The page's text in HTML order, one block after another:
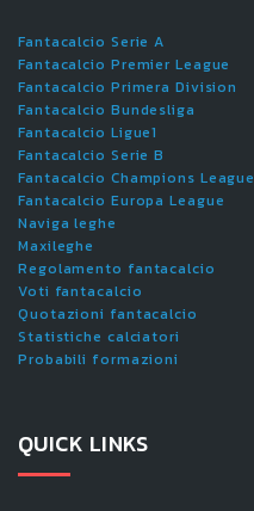
Fantacalcio Serie A
Fantacalcio Premier League
Fantacalcio Primera Division
Fantacalcio Bundesliga
Fantacalcio Ligue1
Fantacalcio Serie B
Fantacalcio Champions League
Fantacalcio Europa League
Naviga leghe
Maxileghe
Regolamento fantacalcio
Voti fantacalcio
Quotazioni fantacalcio
Statistiche calciatori
Probabili formazioni
QUICK LINKS